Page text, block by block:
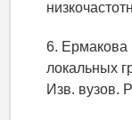
6.
локальных
Изв. вузов.